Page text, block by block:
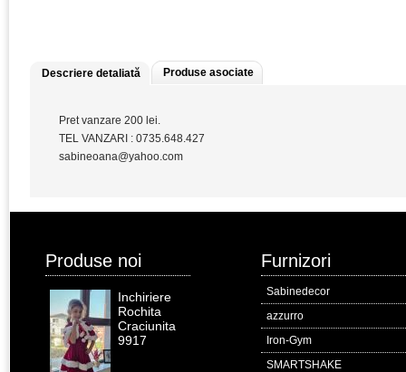
Descriere detaliată Produse asociate
Pret vanzare 200 lei.
TEL VANZARI : 0735.648.427
sabineoana@yahoo.com
Produse noi
Inchiriere
Rochita
Craciunita
9917
Furnizori
Sabinedecor
azzurro
Iron-Gym
SMARTSHAKE